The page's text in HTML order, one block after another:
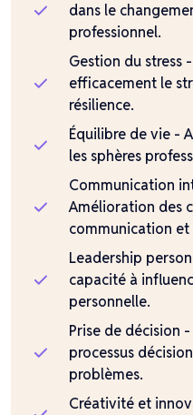
dans le
professionnel.
Gestion du stress
efficacement le
résilience.
Équilibre de vie -
les sphères
Communication
Amélioration des
communication et
Leadership
capacité à
personnelle.
Prise de décision
processus
problèmes.
Créativité et